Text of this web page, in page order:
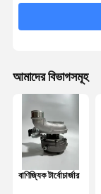
অডি ডিজেল টার্বো
গ্রেট ওয়াল টার্বো
ইসুজু টার্বোচার্জার
আমাদের বিভাগসমূহ
বাণিজ্যিক টার্বোচার্জার